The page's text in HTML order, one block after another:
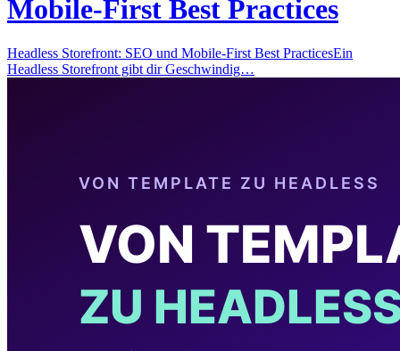
Mobile-First Best Practices
Headless Storefront: SEO und Mobile-First Best PracticesEin
Headless Storefront gibt dir Geschwindig…